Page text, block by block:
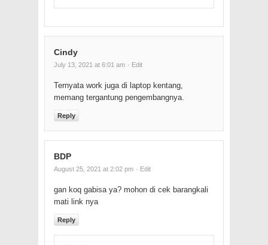
Cindy
July 13, 2021 at 6:01 am · Edit
Ternyata work juga di laptop kentang,
memang tergantung pengembangnya.
Reply
BDP
August 25, 2021 at 2:02 pm · Edit
gan koq gabisa ya? mohon di cek barangkali
mati link nya
Reply